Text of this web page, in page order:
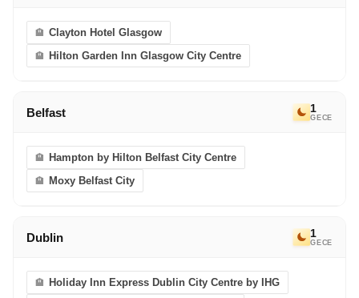
Clayton Hotel Glasgow
Hilton Garden Inn Glasgow City Centre
Belfast 1
GECE
Hampton by Hilton Belfast City Centre
Moxy Belfast City
Dublin 1
GECE
Holiday Inn Express Dublin City Centre by IHG